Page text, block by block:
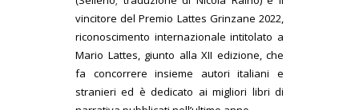
vincitore del Premio Lattes Grinzane 2022,
riconoscimento internazionale intitolato a
Mario Lattes, giunto alla XII edizione, che
fa concorrere insieme autori italiani e
stranieri ed è dedicato ai migliori libri di